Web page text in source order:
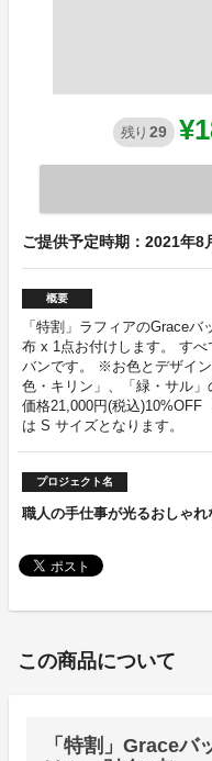
残り 29
ご提供予定時期：2021年8
概要
「特割」ラフィアのGrace
布 x 1点お付けします。 す
バンです。 ※お色とデザイ
色・キリン」、「緑・サル
価格21,000円(税込
は S サイズとなります。
プロジェクト名
職人の手仕事が光るおしゃ
この商品について
「特割」Graceバ